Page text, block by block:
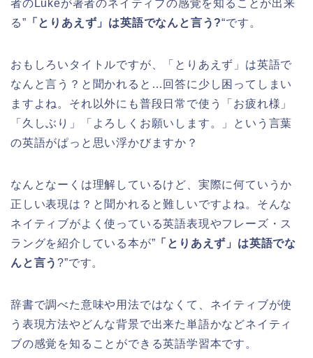
者のLukeが著者のネイティブの感覚を知ることが出来
る” 「とりあえず」は英語でなんと言う?“です。
おもしろいタイトルですが、「とりあえず」は英語で
なんと言う？と聞かれると…回答に少し困ってしまい
ますよね。それ以外にも普段日常で使う「お疲れ様」
「久しぶり」「よろしくお願いします。」という言葉
の英語がぱっと思い浮かびますか？
なんとなーくは理解しているけど、実際に何ていうか
正しい表現は？と聞かれると難しいですよね。そんな
ネイティブがよく使っている英語表現やフレーズ・ス
ラングを紹介している本が” 「とりあえず」は英語でな
んと言う?”です。
辞書で調べた意味や用法ではなくて、ネイティブが使
う表現方法やどんな背景で出来た単語かなどネイティ
ブの感覚を知ることができる英語学習本です。